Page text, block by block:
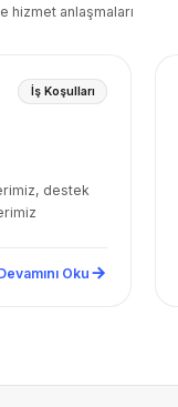
hizmet anlaşmaları
İş Koşulları
destek
Oku